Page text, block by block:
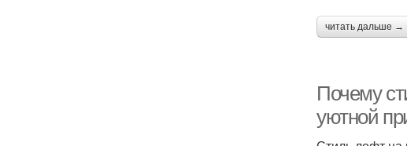
читать дальше →
Почему
уютной